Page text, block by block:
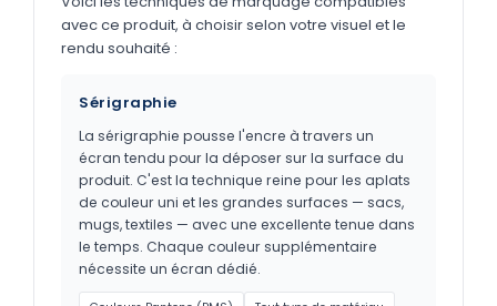
avec ce produit, à choisir selon votre visuel et le
rendu souhaité :
Sérigraphie
La sérigraphie pousse l'encre à travers un
écran tendu pour la déposer sur la surface du
produit. C'est la technique reine pour les aplats
de couleur uni et les grandes surfaces — sacs,
mugs, textiles — avec une excellente tenue dans
le temps. Chaque couleur supplémentaire
nécessite un écran dédié.